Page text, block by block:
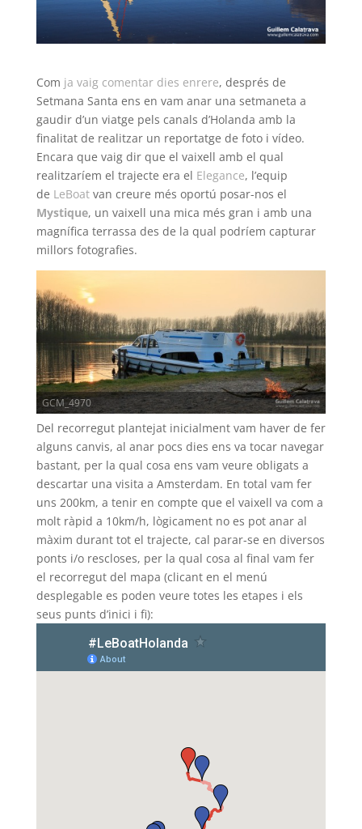
Com ja vaig comentar dies enrere, després de
Setmana Santa ens en vam anar una setmaneta a
gaudir d’un viatge pels canals d’Holanda amb la
finalitat de realitzar un reportatge de foto i vídeo.
Encara que vaig dir que el vaixell amb el qual
realitzaríem el trajecte era el Elegance, l’equip
de LeBoatvan creure més oportú posar-nos el
Mystique, un vaixell una mica més gran i amb una
magnífica terrassa des de la qual podríem capturar
millors fotografies.
GCM_4970
Del recorregut plantejat inicialment vam haver de fer
alguns canvis, al anar pocs dies ens va tocar navegar
bastant, per la qual cosa ens vam veure obligats a
descartar una visita a Amsterdam. En total vam fer
uns 200km, a tenir en compte que el vaixell va com a
molt ràpid a 10km/h, lògicament no es pot anar al
màxim durant tot el trajecte, cal parar-se en diversos
ponts i/o rescloses, per la qual cosa al final vam fer
el recorregut del mapa (clicant en el menú
desplegable es poden veure totes les etapes i els
seus punts d’inici i fi):